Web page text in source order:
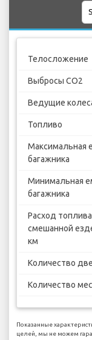
Телосложение
Выбросы CO2
Ведущие
Топливо
Максимальная
багажника
Минимальная
багажника
Расход
смешанной
км
Количество
Количество
Показанные
целей, мы не можем